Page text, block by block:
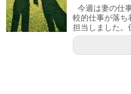
今週は妻の仕
較的仕事が落ち
担当しました。